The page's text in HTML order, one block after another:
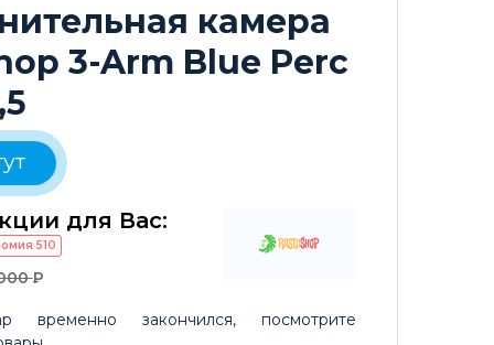
камера
3-Arm Blue Perc
для Вас:
510
P
временно закончился, посмотрите